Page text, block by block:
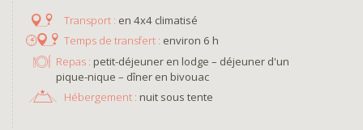
en 4x4 climatisé
environ 6 h
Repas : petit-déjeuner en lodge – déjeuner d'un
pique-nique – dîner en bivouac
Hébergement : nuit sous tente